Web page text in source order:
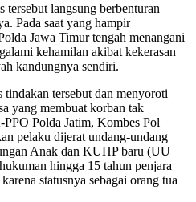
langsung berbenturan
Pada saat yang hampir
Jawa Timur tengah menangani
kehamilan akibat kekerasan
kandungnya sendiri.
tindakan tersebut dan menyoroti
yang membuat korban tak
Polda Jatim, Kombes Pol
pelaku dijerat undang-undang
Anak dan KUHP baru (UU
hingga 15 tahun penjara
statusnya sebagai orang tua